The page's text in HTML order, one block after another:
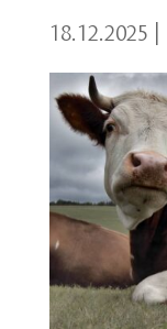
18.12.2025 |